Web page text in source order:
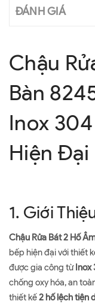
ĐÁNH GIÁ
Chậu
Bàn
Inox
Hiện Đại
1. Giới
Chậu Rửa Bát 2 Hố
bếp hiện đại với thiết
được gia công từInox
chống oxy hóa, an
thiết kế2 hố lệch tiện